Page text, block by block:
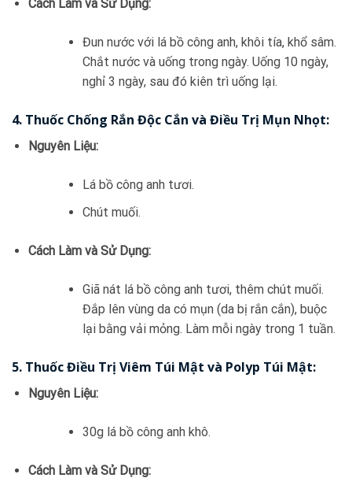
Cách Làm và Sử Dụng:
Đun nước với lá bồ công anh, khôi tía, khổ sâm.
Chắt nước và uống trong ngày. Uống 10 ngày,
nghỉ 3 ngày, sau đó kiên trì uống lại.
4. Thuốc Chống Rắn Độc Cắn và Điều Trị Mụn Nhọt:
Nguyên Liệu:
Lá bồ công anh tươi.
Chút muối.
Cách Làm và Sử Dụng:
Giã nát lá bồ công anh tươi, thêm chút muối.
Đắp lên vùng da có mụn (da bị rắn cắn), buộc
lại bằng vải mỏng. Làm mỗi ngày trong 1 tuần.
5. Thuốc Điều Trị Viêm Túi Mật và Polyp Túi Mật:
Nguyên Liệu:
30g lá bồ công anh khô.
Cách Làm và Sử Dụng: